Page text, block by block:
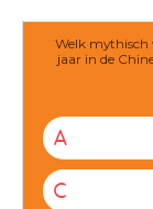
Welk mythisch
jaar in de
A
C